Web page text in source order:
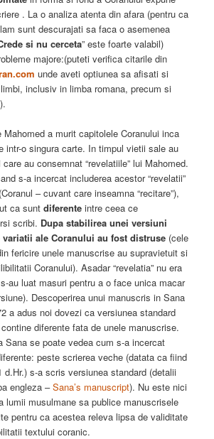
. La o analiza atenta din afara (pentru ca
sunt descurajati sa faca o asemenea
si nu cerceta” este foarte valabil)
majore:(puteti verifica citarile din
unde aveti optiunea sa afisati si
inclusiv in limba romana, precum si
a murit capitolele Coranului inca
intr-o singura carte. In timpul vietii sale au
au consemnat “revelatiile” lui Mahomed.
s-a incercat includerea acestor “revelatii”
– cuvant care inseamna “recitare”),
ca suntdiferente intre ceea ce
scribi. Dupa stabilirea unei versiuni
ale Coranului au fost distruse (cele
fericire unele manuscrise au supravietuit si
Coranului). Asadar “revelatia” nu era
au luat masuri pentru a o face unica macar
Descoperirea unui manuscris in Sana
a adus noi dovezi ca versiunea standard
diferente fata de unele manuscrise.
Sana se poate vedea cum s-a incercat
peste scrierea veche (datata ca fiind
d.Hr.) s-a scris versiunea standard (detalii
engleza –Sana’s manuscript). Nu este nici
lumii musulmane sa publice manuscrisele
pentru ca acestea releva lipsa de validitate
textului coranic.